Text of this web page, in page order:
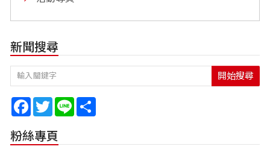
新聞搜尋
開始搜尋
Facebook
TwitterLine
粉絲專頁